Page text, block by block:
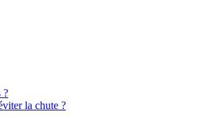
?
la chute ?